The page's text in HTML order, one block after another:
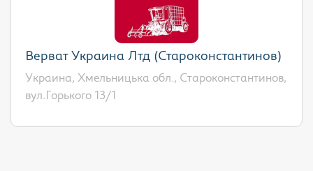
Верват Украина Лтд (Староконстантинов)
Украина, Хмельницька обл., Староконстантинов,
вул.Горького 13/1